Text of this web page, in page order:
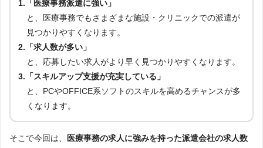
1.「医療事務派遣に強い」
と、医療事務でもさまざまな施設・クリニックでの派遣が
見つかりやすくなります。
2.「求人数が多い」
と、応募したい求人がより早く見つかりやすくなります。
3.「スキルアップ支援が充実している」
と、PCやOFFICE系ソフトのスキルを高めるチャンスが多
くなります。
そこで今回は、
医療事務の求人に強みを持った派遣会社の求人数